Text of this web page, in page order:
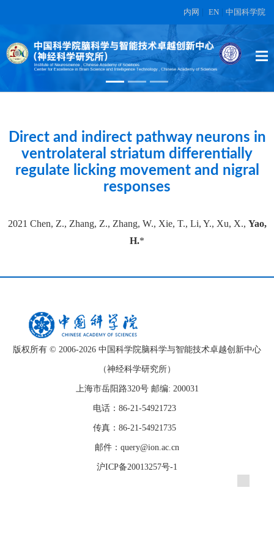
内网 EN 中国科学院
High-dimensional topographic
organization of visual features in the
primate temporal lobe.
在另外数据表中
Direct and indirect pathway neurons in
ventrolateral striatum differentially
regulate licking movement and nigral
responses
2021 Chen, Z., Zhang, Z., Zhang, W., Xie, T., Li, Y., Xu, X., Yao,
H.*
版权所有 © 2006-2026 中国科学院脑科学与智能技术卓越创新中心
（神经科学研究所）
上海市岳阳路320号 邮编: 200031
电话：86-21-54921723
传真：86-21-54921735
邮件：query@ion.ac.cn
沪ICP备20013257号-1